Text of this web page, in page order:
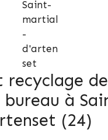
recyclage de
à
(24)